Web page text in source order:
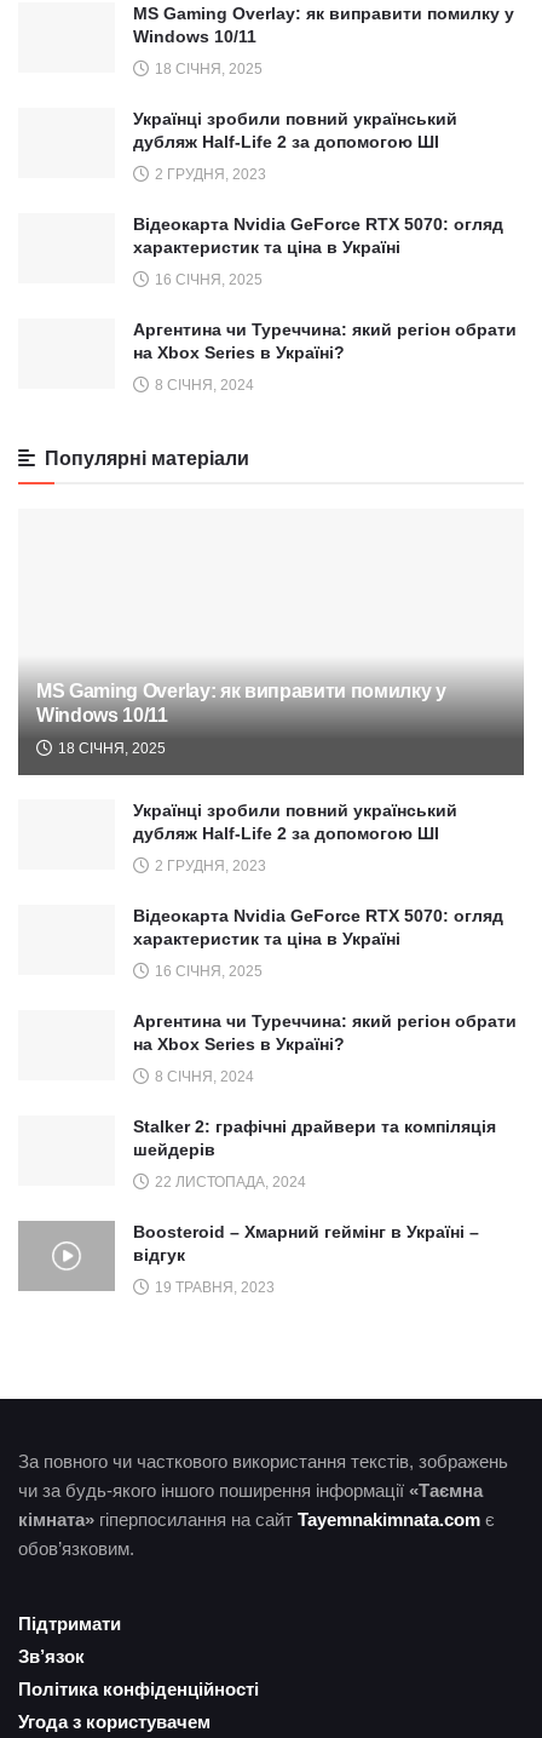
MS Gaming Overlay: як виправити помилку у
Windows 10/11
18 СІЧНЯ, 2025
Українці зробили повний український
дубляж Half-Life 2 за допомогою ШІ
2 ГРУДНЯ, 2023
Відеокарта Nvidia GeForce RTX 5070: огляд
характеристик та ціна в Україні
16 СІЧНЯ, 2025
Аргентина чи Туреччина: який регіон обрати
на Xbox Series в Україні?
8 СІЧНЯ, 2024
Популярні матеріали
MS Gaming Overlay: як виправити помилку у
Windows 10/11
18 СІЧНЯ, 2025
Українці зробили повний український
дубляж Half-Life 2 за допомогою ШІ
2 ГРУДНЯ, 2023
Відеокарта Nvidia GeForce RTX 5070: огляд
характеристик та ціна в Україні
16 СІЧНЯ, 2025
Аргентина чи Туреччина: який регіон обрати
на Xbox Series в Україні?
8 СІЧНЯ, 2024
Stalker 2: графічні драйвери та компіляція
шейдерів
22 ЛИСТОПАДА, 2024
Boosteroid – Хмарний геймінг в Україні –
відгук
19 ТРАВНЯ, 2023
За повного чи часткового використання текстів, зображень
чи за будь-якого іншого поширення інформації «Таємна
кімната» гіперпосилання на сайт Tayemnakimnata.com є
обов’язковим.
Підтримати
Зв’язок
Політика конфіденційності
Угода з користувачем